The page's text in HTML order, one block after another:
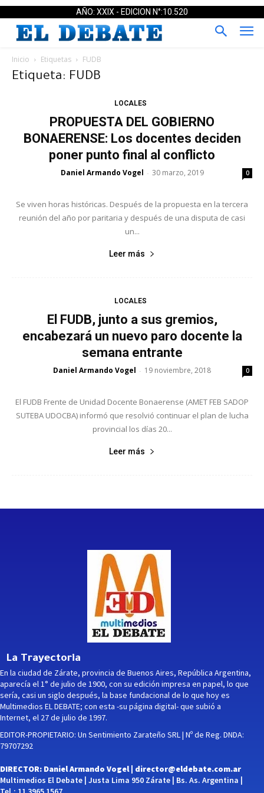
AÑO: XXIX - EDICION N°:10.520
Inicio Etiquetas FUDB
Etiqueta: FUDB
LOCALES
PROPUESTA DEL GOBIERNO
BONAERENSE: Los docentes deciden
poner punto final al conflicto
Daniel Armando Vogel - 30 marzo, 2019 0
Se viven horas históricas. Después de la propuesta en la tercera
reunión del año por paritaria y después de una disputa de casi
un...
Leer más
LOCALES
El FUDB, junto a sus gremios,
encabezará un nuevo paro docente la
semana entrante
Daniel Armando Vogel - 19 noviembre, 2018 0
El FUDB Frente de Unidad Docente Bonaerense (AMET FEB SADOP
SUTEBA UDOCBA) informó que resolvió continuar el plan de lucha
provincial los días 20...
Leer más
La Trayectoria
En la ciudad de Zárate, provincia de Buenos Aires, República Argentina,
aparecía el 1° de julio de 1900, con su edición impresa en papel, lo que
sería, casi un siglo después, la base fundacional de lo que hoy es
Multimedios EL DEBATE; con esta -su página digital- que subió a
Internet, el 27 de julio de 1997.
EDITOR-PROPIETARIO: Un Sentimiento Zarateño SRL | Nº de Reg. DNDA:
79707292
DIRECTOR: Daniel Armando Vogel | director@eldebate.com.ar
Multimedios El Debate | Justa Lima 950 Zárate | Bs. As. Argentina |